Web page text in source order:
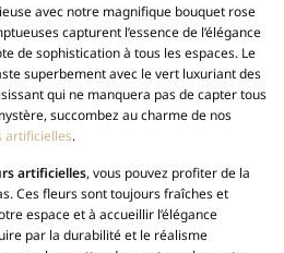
avec notre magnifique bouquet rose
capturent l’essence de l’élégance
de sophistication à tous les espaces. Le
superbement avec le vert luxuriant des
qui ne manquera pas de capter tous
succombez au charme de nos
artificielles.
artificielles, vous pouvez profiter de la
Ces fleurs sont toujours fraîches et
espace et à accueillir l’élégance
par la durabilité et le réalisme